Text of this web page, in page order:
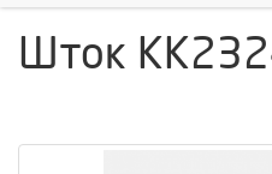
Шток